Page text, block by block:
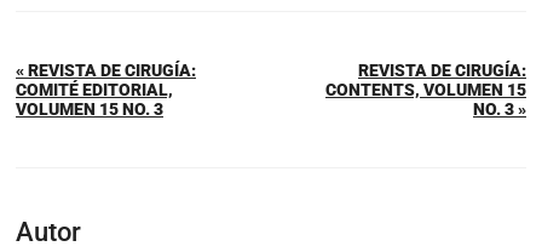
« REVISTA DE CIRUGÍA:
COMITÉ EDITORIAL,
VOLUMEN 15 NO. 3
REVISTA DE CIRUGÍA:
CONTENTS, VOLUMEN 15
NO. 3 »
Autor